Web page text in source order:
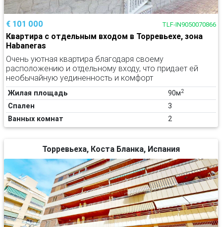
€ 101 000 TLF-IN9050070866
Квартира с отдельным входом в Торревьехе, зона
Habaneras
Очень уютная квартира благодаря своему
расположению и отдельному входу, что придает ей
необычайную уединенность и комфорт
Жилая площадь 90м2
Спален
3
Ванных комнат
2
Торревьеха, Коста Бланка, Испания